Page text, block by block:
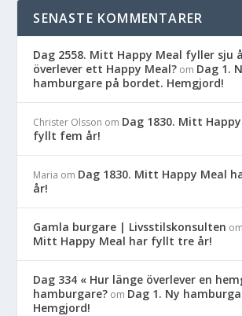
SENASTE KOMMENTARER
Dag 2558. Mitt Happy Meal fyller sju
överlever ett Happy Meal? om Dag 1.
hamburgare på bordet. Hemgjord!
Christer Olsson om Dag 1830. Mitt
fyllt fem år!
Maria om Dag 1830. Mitt Happy Meal
år!
Gamla burgare | Livsstilskonsulten om
Mitt Happy Meal har fyllt tre år!
Dag 334 « Hur länge överlever en
hamburgare? om Dag 1. Ny
Hemgjord!